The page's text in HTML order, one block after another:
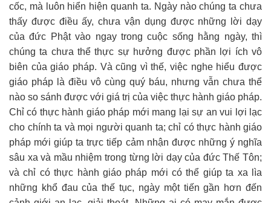
cốc, mà luôn hiển hiện quanh ta. Ngày nào chúng ta chưa
thấy được điều ấy, chưa vận dụng được những lời dạy
của đức Phật vào ngay trong cuộc sống hằng ngày, thì
chúng ta chưa thể thực sự hưởng được phần lợi ích vô
biên của giáo pháp. Và cũng vì thế, việc nghe hiểu được
giáo pháp là điều vô cùng quý báu, nhưng vẫn chưa thể
nào so sánh được với giá trị của việc thực hành giáo pháp.
Chỉ có thực hành giáo pháp mới mang lại sự an vui lợi lạc
cho chính ta và mọi người quanh ta; chỉ có thực hành giáo
pháp mới giúp ta trực tiếp cảm nhận được những ý nghĩa
sâu xa và mầu nhiệm trong từng lời dạy của đức Thế Tôn;
và chỉ có thực hành giáo pháp mới có thể giúp ta xa lìa
những khổ đau của thế tục, ngày một tiến gần hơn đến